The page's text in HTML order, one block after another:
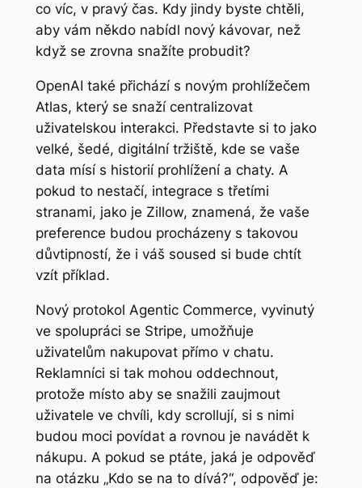
co víc, v pravý čas. Kdy jindy byste chtěli,
aby vám někdo nabídl nový kávovar, než
když se zrovna snažíte probudit?
OpenAI také přichází s novým prohlížečem
Atlas, který se snaží centralizovat
uživatelskou interakci. Představte si to jako
velké, šedé, digitální tržiště, kde se vaše
data mísí s historií prohlížení a chaty. A
pokud to nestačí, integrace s třetími
stranami, jako je Zillow, znamená, že vaše
preference budou procházeny s takovou
důvtipností, že i váš soused si bude chtít
vzít příklad.
Nový protokol Agentic Commerce, vyvinutý
ve spolupráci se Stripe, umožňuje
uživatelům nakupovat přímo v chatu.
Reklamníci si tak mohou oddechnout,
protože místo aby se snažili zaujmout
uživatele ve chvíli, kdy scrollují, si s nimi
budou moci povídat a rovnou je navádět k
nákupu. A pokud se ptáte, jaká je odpověď
na otázku „Kdo se na to dívá?“, odpověď je: